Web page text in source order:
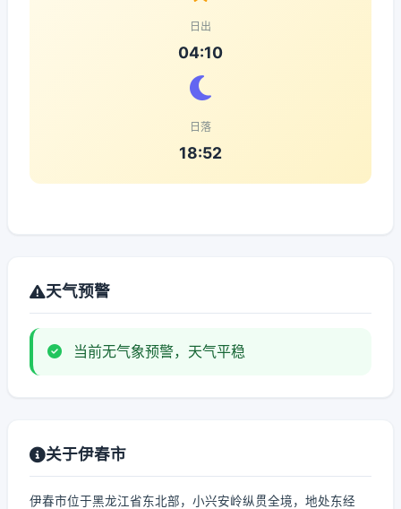
日出
04:10
日落
18:52
天气预警
当前无气象预警，天气平稳
关于伊春市
伊春市位于黑龙江省东北部，小兴安岭纵贯全境，地处东经